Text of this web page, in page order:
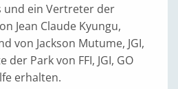
und ein Vertreter der
Jean Claude Kyungu,
von Jackson Mutume, JGI,
Park von FFI, JGI, GO
erhalten.